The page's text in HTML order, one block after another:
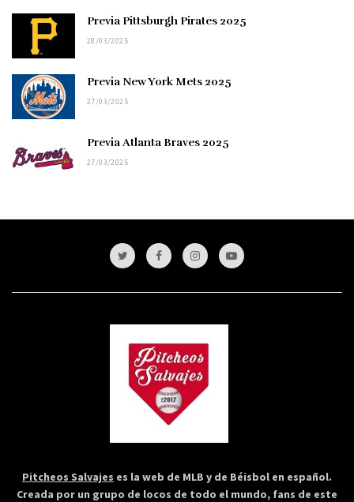
Previa Pittsburgh Pirates 2025
28/03/2025
Previa New York Mets 2025
27/03/2025
Previa Atlanta Braves 2025
27/03/2025
Pitcheos Salvajes es la web de MLB y de Béisbol en español.
Creada por un grupo de locos de todo el mundo, fans de este